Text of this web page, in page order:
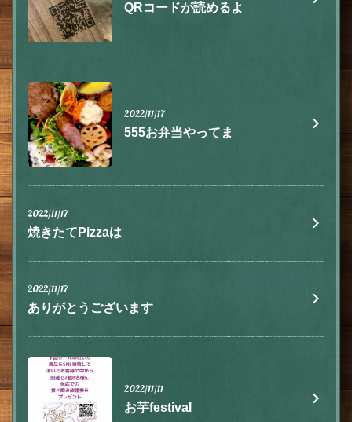
QRコードが読めるよ
2022/11/17
555お弁当やってま
2022/11/17
焼きたてPizzaは
2022/11/17
ありがとうございます
2022/11/11
お芋festival
埼玉県川越市脇田本町9-5第8アーバンライフビルヂング2F
https://555.owst.jp/blogs
お店情報をコピー